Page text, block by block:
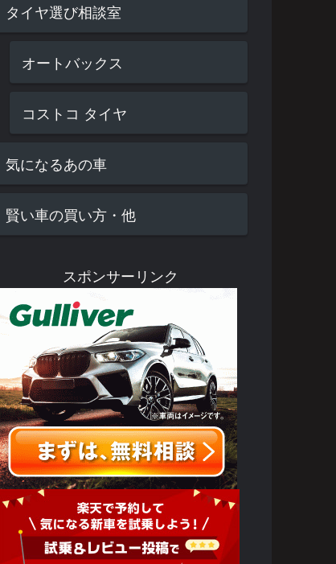
タイヤ選び相談室
オートバックス
コストコ タイヤ
気になるあの車
賢い車の買い方・他
スポンサーリンク